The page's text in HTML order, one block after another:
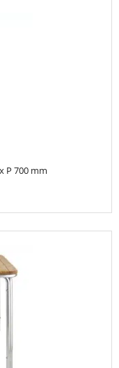
P 700 mm